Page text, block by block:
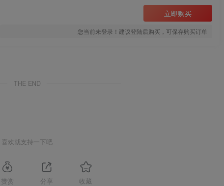
立即购买
您当前未登录！建议登陆后购买，可保存购买订单
THE END
喜欢就支持一下吧
赞赏 分享 收藏